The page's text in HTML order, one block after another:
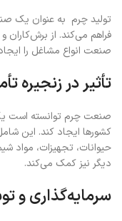
تولید چرم به عنوان یک
فراهم می‌کند. از برش‌کاران
صنعت انواع مشاغل را
تأثیر در زنجیره
صنعت چرم‌ توانسته است یک
کشورها ایجاد کند. این
حیوانات، تجهیزات،
دیگر نیز کمک می‌کند.
سرمایه‌گذاری و